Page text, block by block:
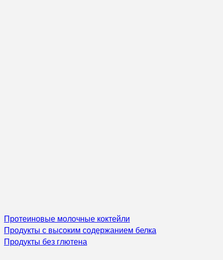
Протеиновые молочные коктейли
Продукты с высоким содержанием белка
Продукты без глютена